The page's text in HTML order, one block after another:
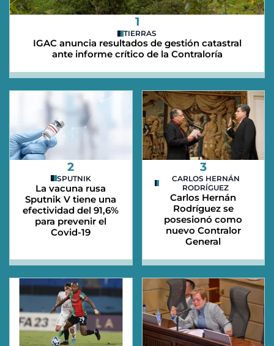
1
TIERRAS
IGAC anuncia resultados de gestión catastral
ante informe crítico de la Contraloría
2
SPUTNIK
La vacuna rusa
Sputnik V tiene una
efectividad del 91,6%
para prevenir el
Covid-19
3
CARLOS HERNÁN
RODRÍGUEZ
Carlos Hernán
Rodríguez se
posesionó como
nuevo Contralor
General